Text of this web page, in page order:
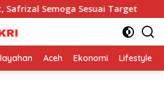
Semoga Sesuai Target
Aceh Ekonomi Lifestyle